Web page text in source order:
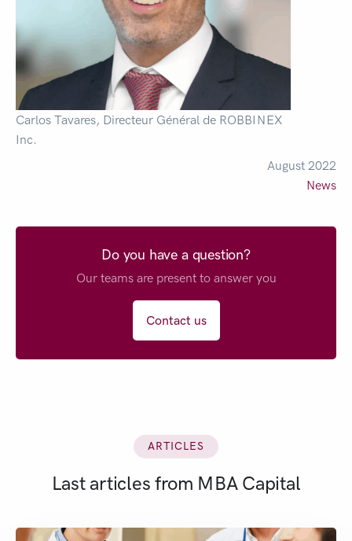
Carlos Tavares, Directeur Général de ROBBINEX
Inc.
August 2022
News
Do you have a question?
Our teams are present to answer you
Contact us
ARTICLES
Last articles from MBA Capital